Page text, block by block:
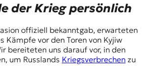
der Krieg persönlich
offiziell bekanntgab, erwarteten
Kämpfe vor den Toren von Kyjiw
bereiteten uns darauf vor, in den
um Russlands Kriegsverbrechenzu